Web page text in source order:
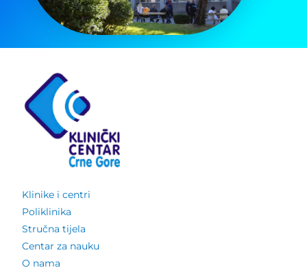
Klinike i centri
Poliklinika
Stručna tijela
Centar za nauku
O nama